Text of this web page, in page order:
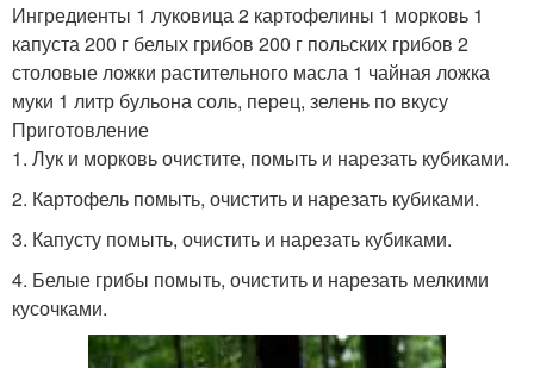
Ингредиенты 1 луковица 2 картофелины 1 морковь 1
капуста 200 г белых грибов 200 г польских грибов 2
столовые ложки растительного масла 1 чайная ложка
муки 1 литр бульона соль, перец, зелень по вкусу
Приготовление
1. Лук и морковь очистите, помыть и нарезать кубиками.
2. Картофель помыть, очистить и нарезать кубиками.
3. Капусту помыть, очистить и нарезать кубиками.
4. Белые грибы помыть, очистить и нарезать мелкими
кусочками.